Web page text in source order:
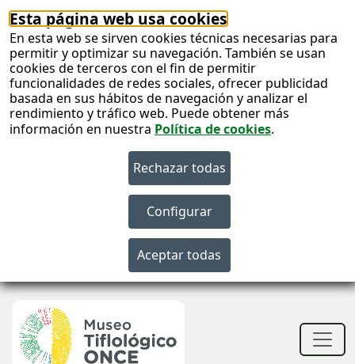
Esta página web usa cookies
En esta web se sirven cookies técnicas necesarias para
permitir y optimizar su navegación. También se usan
cookies de terceros con el fin de permitir
funcionalidades de redes sociales, ofrecer publicidad
basada en sus hábitos de navegación y analizar el
rendimiento y tráfico web. Puede obtener más
información en nuestra Política de cookies.